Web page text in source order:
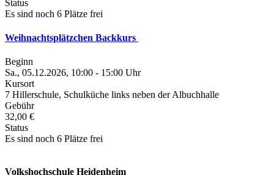
Status
Es sind noch 6 Plätze frei
Weihnachtsplätzchen Backkurs
Beginn
Sa., 05.12.2026, 10:00 - 15:00 Uhr
Kursort
7 Hillerschule, Schulküche links neben der Albuchhalle
Gebühr
32,00 €
Status
Es sind noch 6 Plätze frei
Volkshochschule Heidenheim